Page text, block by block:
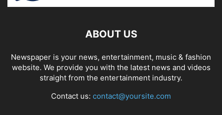
ABOUT US
Newspaper is your news, entertainment, music & fashion
website. We provide you with the latest news and videos
straight from the entertainment industry.
Contact us: contact@yoursite.com